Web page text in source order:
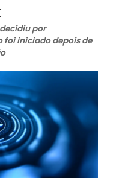
por
foi iniciado depois de